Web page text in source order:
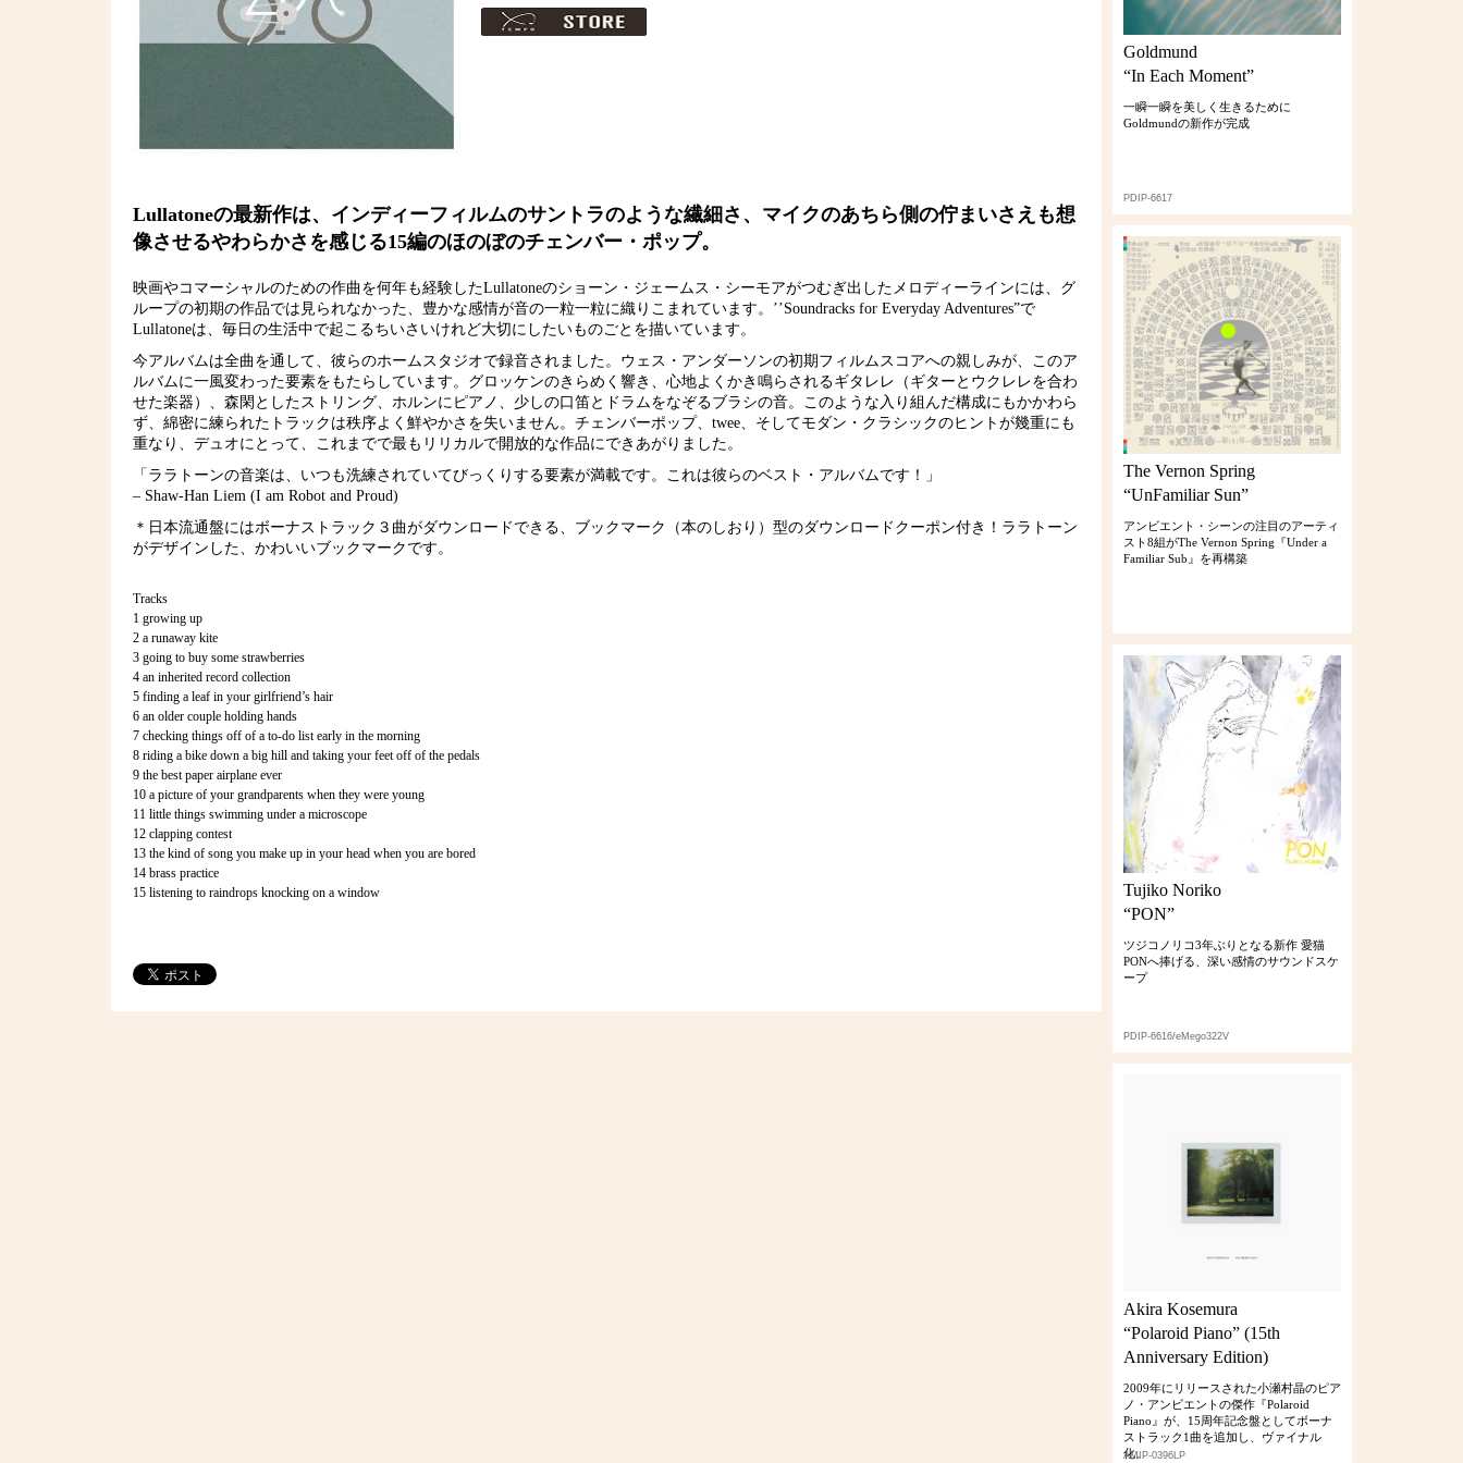
Lullatoneの最新作は、インディーフィルムのサントラのような繊細さ、マイクのあちら側の佇まいさえも想
像させるやわらかさを感じる15編のほのぼのチェンバー・ポップ。
映画やコマーシャルのための作曲を何年も経験したLullatoneのショーン・ジェームス・シーモアがつむぎ出したメロディーラインには、グ
ループの初期の作品では見られなかった、豊かな感情が音の一粒一粒に織りこまれています。’’Soundracks for Everyday Adventures”で
Lullatoneは、毎日の生活中で起こるちいさいけれど大切にしたいものごとを描いています。
今アルバムは全曲を通して、彼らのホームスタジオで録音されました。ウェス・アンダーソンの初期フィルムスコアへの親しみが、このア
ルバムに一風変わった要素をもたらしています。グロッケンのきらめく響き、心地よくかき鳴らされるギタレレ（ギターとウクレレを合わ
せた楽器）、森閑としたストリング、ホルンにピアノ、少しの口笛とドラムをなぞるブラシの音。このような入り組んだ構成にもかかわら
ず、綿密に練られたトラックは秩序よく鮮やかさを失いません。チェンバーポップ、twee、そしてモダン・クラシックのヒントが幾重にも
重なり、デュオにとって、これまでで最もリリカルで開放的な作品にできあがりました。
「ララトーンの音楽は、いつも洗練されていてびっくりする要素が満載です。これは彼らのベスト・アルバムです！」
– Shaw-Han Liem (I am Robot and Proud)
＊日本流通盤にはボーナストラック３曲がダウンロードできる、ブックマーク（本のしおり）型のダウンロードクーポン付き！ララトーン
がデザインした、かわいいブックマークです。
Tracks
1 growing up
2 a runaway kite
3 going to buy some strawberries
4 an inherited record collection
5 finding a leaf in your girlfriend’s hair
6 an older couple holding hands
7 checking things off of a to-do list early in the morning
8 riding a bike down a big hill and taking your feet off of the pedals
9 the best paper airplane ever
10 a picture of your grandparents when they were young
11 little things swimming under a microscope
12 clapping contest
13 the kind of song you make up in your head when you are bored
14 brass practice
15 listening to raindrops knocking on a window
Goldmund
“In Each Moment”
一瞬一瞬を美しく生きるために
Goldmundの新作が完成
PDIP-6617
The Vernon Spring
“UnFamiliar Sun”
アンビエント・シーンの注目のアーティ
スト8組がThe Vernon Spring『Under a
Familiar Sub』を再構築
Tujiko Noriko
“PON”
ツジコノリコ3年ぶりとなる新作 愛猫
PONへ捧げる、深い感情のサウンドスケ
ープ
PDIP-6616/eMego322V
Akira Kosemura
“Polaroid Piano” (15th
Anniversary Edition)
2009年にリリースされた小瀬村晶のピア
ノ・アンビエントの傑作『Polaroid
Piano』が、15周年記念盤としてボーナ
ストラック1曲を追加し、ヴァイナル
化。
AMIP-0396LP